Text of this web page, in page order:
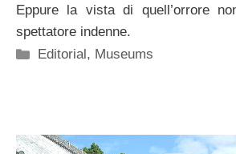
Eppure la vista di quell’orrore
spettatore indenne.
Categorie
Editorial , Museums